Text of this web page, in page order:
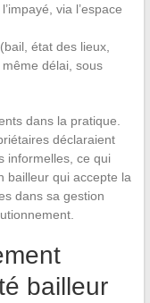
via l’espace
état des lieux,
délai, sous
dans la pratique.
déclaraient
informelles, ce qui
bailleur qui accepte la
dans sa gestion
bailleur